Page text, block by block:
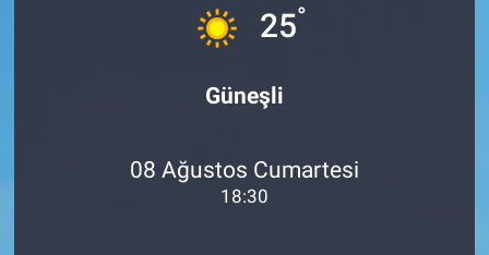
25°
Güneşli
08 Ağustos Cumartesi
18:30